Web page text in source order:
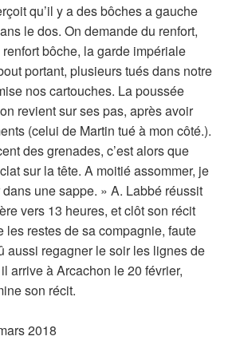
qu’il y a des bôches a gauche
le dos. On demande du renfort,
bôche, la garde impériale
portant, plusieurs tués dans notre
nos cartouches. La poussée
revient sur ses pas, après avoir
(celui de Martin tué à mon côté.).
des grenades, c’est alors que
sur la tête. A moitié assommer, je
une sappe. » A. Labbé réussit
vers 13 heures, et clôt son récit
les restes de sa compagnie, faute
aussi regagner le soir les lignes de
arrive à Arcachon le 20 février,
son récit.
2018